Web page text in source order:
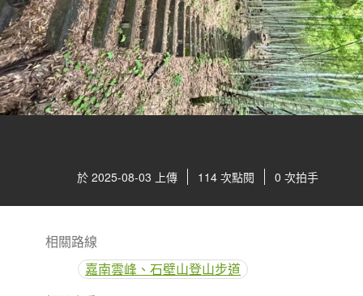
於 2025-08-03 上傳 114 次點閱 0 次拍手
相關路線
嘉南雲峰、石壁山登山步道